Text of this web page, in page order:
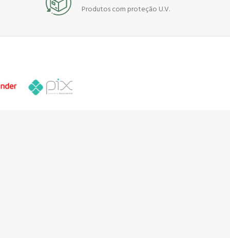
Produtos com proteção U.V.